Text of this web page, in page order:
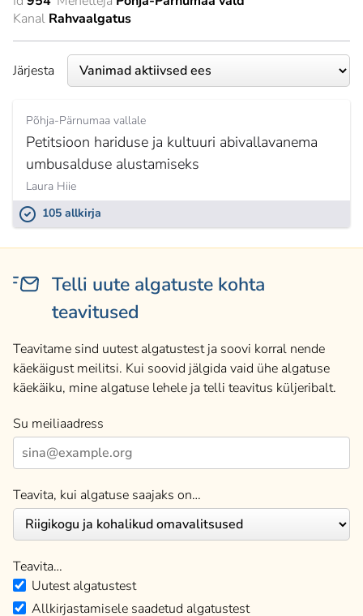
Kanal Rahvaalgatus
Järjesta
Põhja-Pärnumaa vallale
Petitsioon hariduse ja kultuuri abivallavanema
umbusalduse alustamiseks
Laura Hiie
105 allkirja
Telli uute algatuste kohta
teavitused
Teavitame sind uutest algatustest ja soovi korral nende
käekäigust meilitsi. Kui soovid jälgida vaid ühe algatuse
käekäiku, mine algatuse lehele ja telli teavitus küljeribalt.
Su meiliaadress
Teavita, kui algatuse saajaks on…
Teavita…
Uutest algatustest
Allkirjastamisele saadetud algatustest